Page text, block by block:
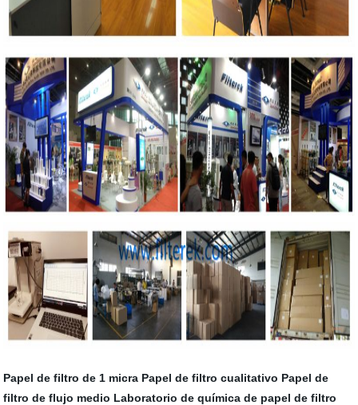
Papel de filtro de 1 micra Papel de filtro cualitativo Papel de
filtro de flujo medio Laboratorio de química de papel de filtro